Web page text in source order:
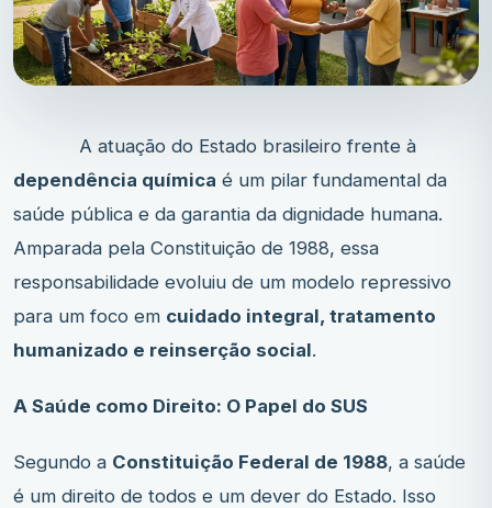
A atuação do Estado brasileiro frente à
dependência química é um pilar fundamental da
saúde pública e da garantia da dignidade humana.
Amparada pela Constituição de 1988, essa
responsabilidade evoluiu de um modelo repressivo
para um foco em cuidado integral, tratamento
humanizado e reinserção social.
A Saúde como Direito: O Papel do SUS
Segundo a Constituição Federal de 1988, a saúde
é um direito de todos e um dever do Estado. Isso